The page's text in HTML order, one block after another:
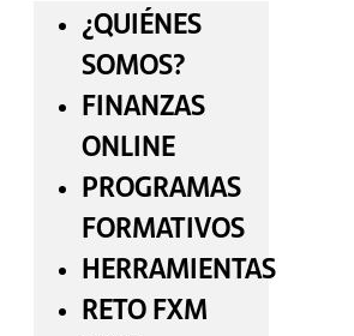
¿QUIÉNES
SOMOS?
FINANZAS
ONLINE
PROGRAMAS
FORMATIVOS
HERRAMIENTAS
RETO FXM